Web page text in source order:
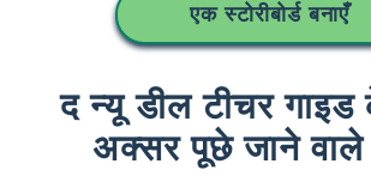
एक स्टोरीबोर्ड बनाएँ
द न्यू डील टीचर गाइड
अक्सर पूछे जाने वाले